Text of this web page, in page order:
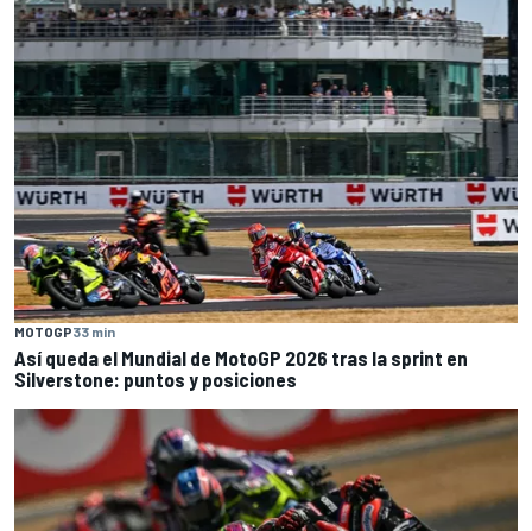
MOTOGP33 min
Así queda el Mundial de MotoGP 2026 tras la sprint en
Silverstone: puntos y posiciones